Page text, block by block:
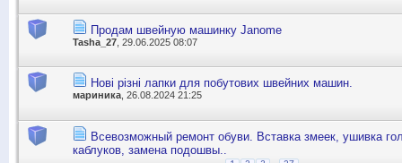
Продам швейную машинку Janome
Tasha_27 , 29.06.2025 08:07
Нові різні лапки для побутових швейних машин.
мариника , 26.08.2024 21:25
Всевозможный ремонт обуви. Вставка змеек, ушивка
каблуков, замена подошвы..